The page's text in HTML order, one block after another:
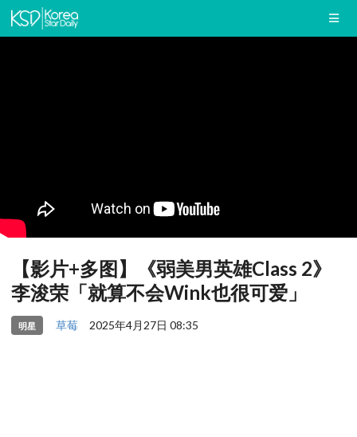
【影片+多图】《弱美男英雄Class 2》
李浚荣「就算不会Wink也很可爱」
明星 草莓 2025年4月27日 08:35